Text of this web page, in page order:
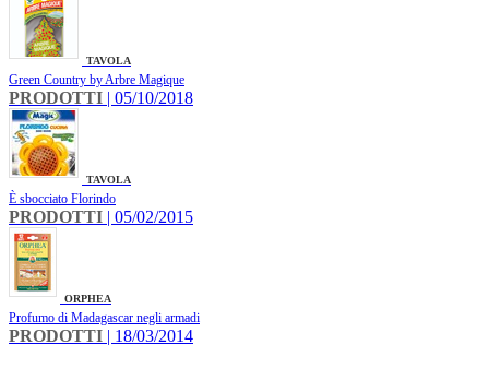
TAVOLA
Green Country by Arbre Magique
PRODOTTI | 05/10/2018
TAVOLA
È sbocciato Florindo
PRODOTTI | 05/02/2015
ORPHEA
Profumo di Madagascar negli armadi
PRODOTTI | 18/03/2014